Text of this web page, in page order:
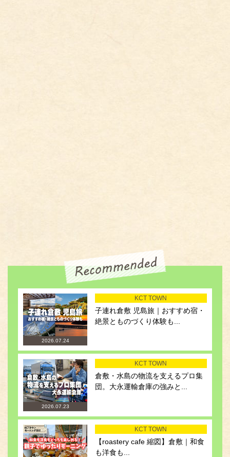
2026.07.24
KCT TOWN
子連れ倉敷 児島旅｜おすすめ宿・
絶景とものづくり体験も...
2026.07.23
KCT TOWN
倉敷・水島の物流を支えるプロ集
団。大永運輸倉庫の強みと...
KCT TOWN
【roastery cafe 縮図】倉敷｜和食
も洋食も...